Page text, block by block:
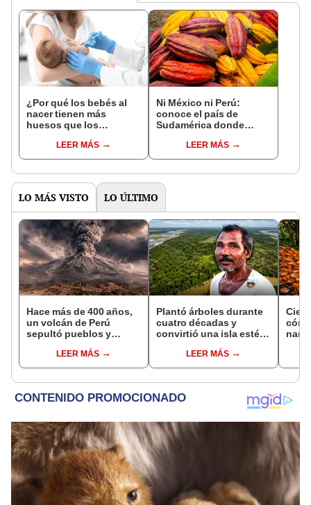
¿Por qué los bebés al
nacer tienen más
huesos que los
LEER MÁS
Ni México ni Perú:
conoce el país de
Sudamérica donde
estudioLEER MÁS
LO MÁS VISTO LO ÚLTIMO
Hace más de 400 años,
un volcán de Perú
sepultó pueblos y
veranos más fríos de la
historia: sigue bajo
LEER MÁS
Plantó árboles durante
cuatro décadas y
convirtió una isla estéril
hoy supera casi seis
veces al Parque de las
LEER MÁS